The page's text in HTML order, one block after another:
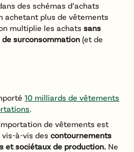
des schémas d’achats
achetant plus de vêtements
multiplie les achatssans
de surconsommation (et de
10 milliards de vêtements
.
de vêtements est
vis-à-vis descontournements
et sociétaux de production. Ne